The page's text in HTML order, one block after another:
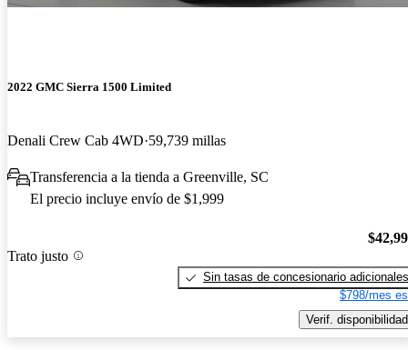
2022 GMC Sierra 1500 Limited
Denali Crew Cab 4WD 59,739 millas
Transferencia a la tienda a Greenville, SC
El precio incluye envío de $1,999
Trato justo
Sin tasas de concesionario adicionales
$798/mes
Verif. disponibilidad